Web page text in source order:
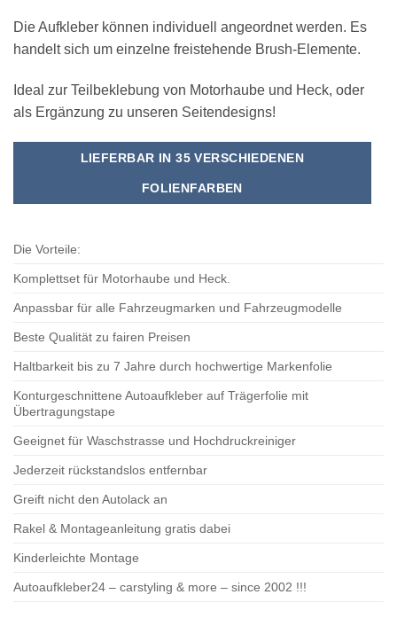
Die Aufkleber können individuell angeordnet werden. Es
handelt sich um einzelne freistehende Brush-Elemente.
Ideal zur Teilbeklebung von Motorhaube und Heck, oder
als Ergänzung zu unseren Seitendesigns!
LIEFERBAR IN 35 VERSCHIEDENEN
FOLIENFARBEN
Die Vorteile:
Komplettset für Motorhaube und Heck.
Anpassbar für alle Fahrzeugmarken und Fahrzeugmodelle
Beste Qualität zu fairen Preisen
Haltbarkeit bis zu 7 Jahre durch hochwertige Markenfolie
Konturgeschnittene Autoaufkleber auf Trägerfolie mit
Übertragungstape
Geeignet für Waschstrasse und Hochdruckreiniger
Jederzeit rückstandslos entfernbar
Greift nicht den Autolack an
Rakel & Montageanleitung gratis dabei
Kinderleichte Montage
Autoaufkleber24 – carstyling & more – since 2002 !!!